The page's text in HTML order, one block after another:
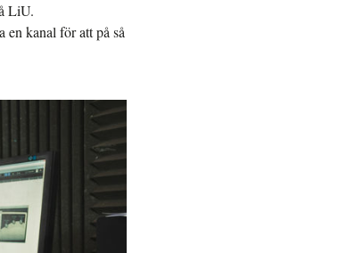
LiU.
kanal för att på så